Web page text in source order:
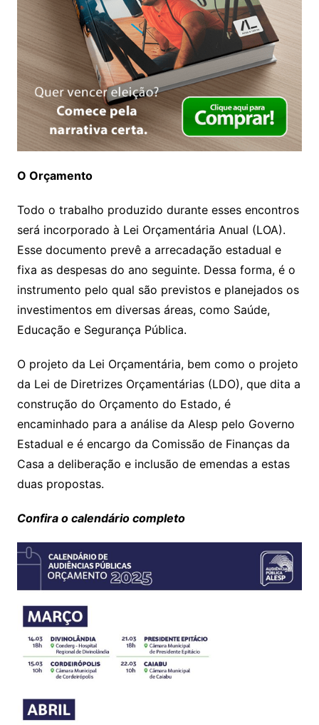
O Orçamento
Todo o trabalho produzido durante esses encontros
será incorporado à Lei Orçamentária Anual (LOA).
Esse documento prevê a arrecadação estadual e
fixa as despesas do ano seguinte. Dessa forma, é o
instrumento pelo qual são previstos e planejados os
investimentos em diversas áreas, como Saúde,
Educação e Segurança Pública.
O projeto da Lei Orçamentária, bem como o projeto
da Lei de Diretrizes Orçamentárias (LDO), que dita a
construção do Orçamento do Estado, é
encaminhado para a análise da Alesp pelo Governo
Estadual e é encargo da Comissão de Finanças da
Casa a deliberação e inclusão de emendas a estas
duas propostas.
Confira o calendário completo